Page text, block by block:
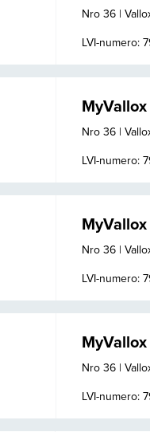
Nro 36 |
LVI-numero:
Nro 36 |
LVI-numero:
Nro 36 |
LVI-numero:
MyVallox
Nro 36 |
LVI-numero: